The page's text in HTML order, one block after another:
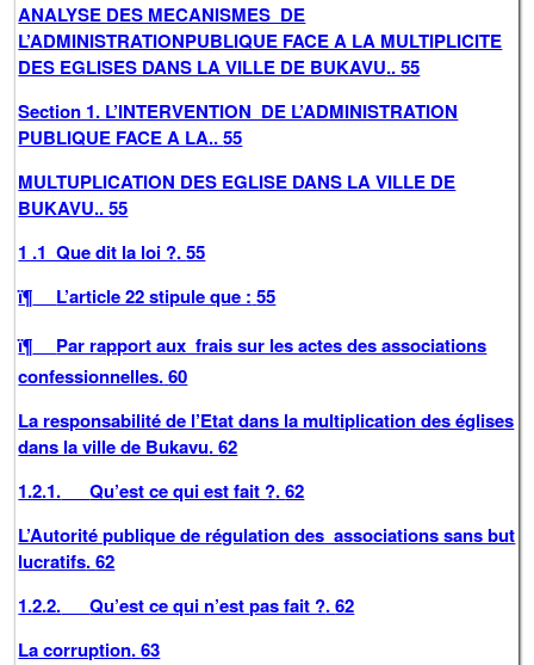
ANALYSE DES MECANISMES DE
L’ADMINISTRATIONPUBLIQUE FACE A LA MULTIPLICITE
DES EGLISES DANS LA VILLE DE BUKAVU..55
Section 1. L’INTERVENTION DE L’ADMINISTRATION
PUBLIQUE FACE A LA..55
MULTUPLICATION DES EGLISE DANS LA VILLE DE
BUKAVU..55
1 .1 Que dit la loi ?.55
ï¶
L’article 22 stipule que : 55
ï¶
Par rapport aux frais sur les actes des associations
confessionnelles.60
La responsabilité de l’Etat dans la multiplication des églises
dans la ville de Bukavu.62
1.2.1.
Qu’est ce qui est fait ?.62
L’Autorité publique de régulation des associations sans but
lucratifs.62
1.2.2.
Qu’est ce qui n’est pas fait ?.62
La corruption.63